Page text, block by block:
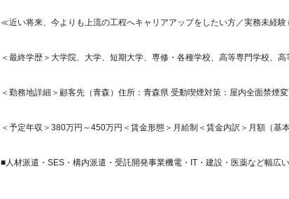
≪近い将来、今よりも上流の工程へキャリアアップをしたい方／実務未経
＜最終学歴＞大学院、大学、短期大学、専修・各種学校、高等専門学校、高
＜勤務地詳細＞顧客先（青森）住所：青森県 受動喫煙対策：屋内全面禁煙
＜予定年収＞380万円～450万円＜賃金形態＞月給制＜賃金内訳＞月額（基
■人材派遣・SES・構内派遣・受託開発事業機電・IT・建設・医薬など幅広